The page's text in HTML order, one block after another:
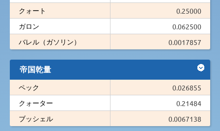
クォート
0.25000
ガロン
0.062500
バレル（ガソリン）
0.0017857
帝国乾量
ペック
0.026855
クォーター
0.21484
ブッシェル
0.0067138